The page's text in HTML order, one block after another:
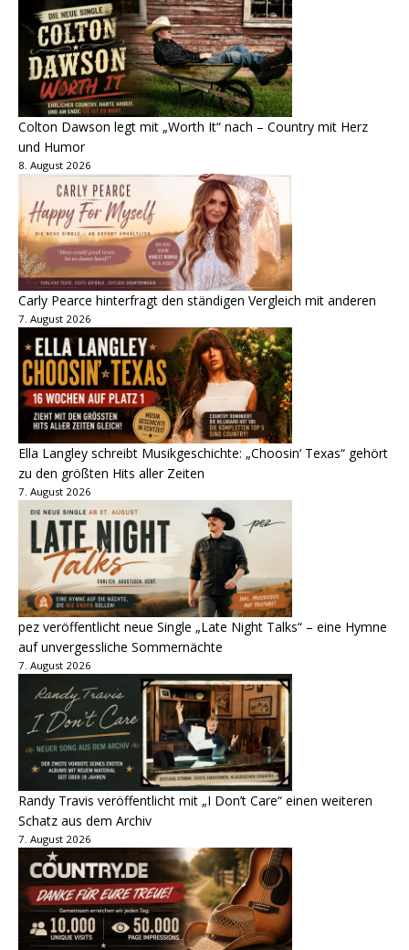
Colton Dawson legt mit „Worth It“ nach – Country mit Herz
und Humor
8. August 2026
Carly Pearce hinterfragt den ständigen Vergleich mit anderen
7. August 2026
Ella Langley schreibt Musikgeschichte: „Choosin‘ Texas“ gehört
zu den größten Hits aller Zeiten
7. August 2026
pez veröffentlicht neue Single „Late Night Talks“ – eine Hymne
auf unvergessliche Sommernächte
7. August 2026
Randy Travis veröffentlicht mit „I Don’t Care“ einen weiteren
Schatz aus dem Archiv
7. August 2026